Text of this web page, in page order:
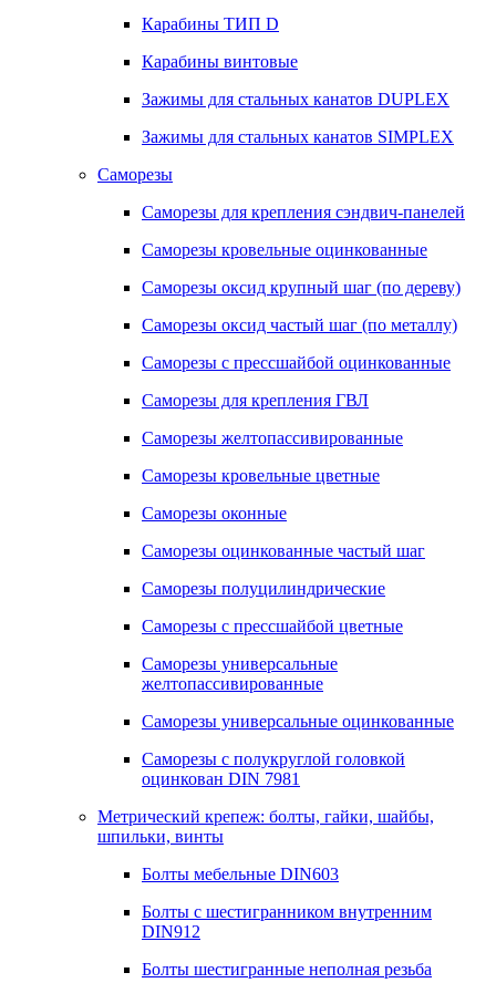
Карабины ТИП D
Карабины винтовые
Зажимы для стальных канатов DUPLEX
Зажимы для стальных канатов SIMPLEX
Саморезы
Саморезы для крепления сэндвич-панелей
Саморезы кровельные оцинкованные
Саморезы оксид крупный шаг (по дереву)
Саморезы оксид частый шаг (по металлу)
Саморезы с прессшайбой оцинкованные
Саморезы для крепления ГВЛ
Саморезы желтопассивированные
Саморезы кровельные цветные
Саморезы оконные
Саморезы оцинкованные частый шаг
Саморезы полуцилиндрические
Саморезы с прессшайбой цветные
Саморезы универсальные
желтопассивированные
Саморезы универсальные оцинкованные
Саморезы с полукруглой головкой
оцинкован DIN 7981
Метрический крепеж: болты, гайки, шайбы,
шпильки, винты
Болты мебельные DIN603
Болты с шестигранником внутренним
DIN912
Болты шестигранные неполная резьба